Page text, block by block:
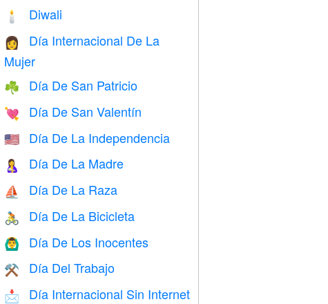
🕯 Diwali
👩
Día Internacional De La
Mujer
☘️ Día De San Patricio
💘 Día De San Valentín
🇺🇸 Día De La Independencia
🤱 Día De La Madre
⛵️ Día De La Raza
🚴 Día De La Bicicleta
🙆‍♂️ Día De Los Inocentes
⚒️ Día Del Trabajo
📩 Día Internacional Sin Internet